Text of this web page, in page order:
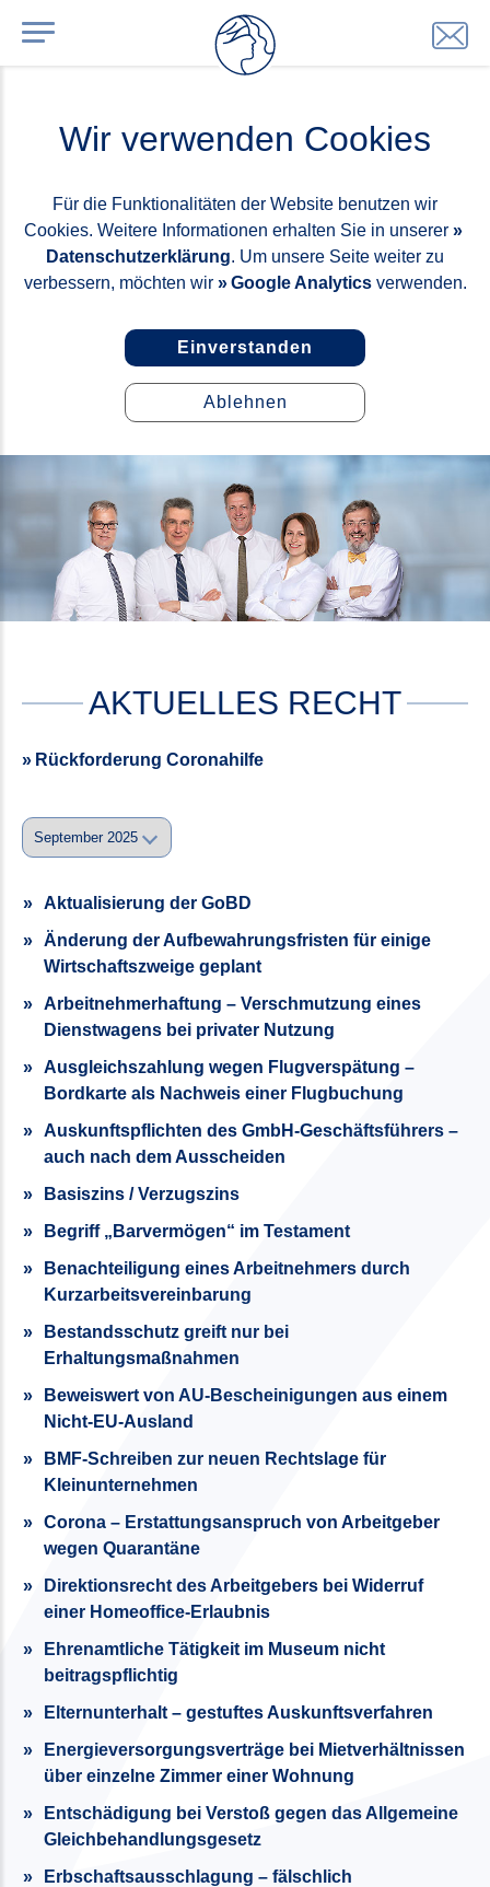
Wir verwenden Cookies
Für die Funktionalitäten der Website benutzen wir
Cookies. Weitere Informationen erhalten Sie in unserer
Datenschutzerklärung. Um unsere Seite weiter zu
verbessern, möchten wir
Google Analyticsverwenden.
Einverstanden
Ablehnen
AKTUELLES RECHT
Rückforderung Coronahilfe
Aktualisierung der GoBD
Änderung der Aufbewahrungsfristen für einige
Wirtschaftszweige geplant
Arbeitnehmerhaftung – Verschmutzung eines
Dienstwagens bei privater Nutzung
Ausgleichszahlung wegen Flugverspätung –
Bordkarte als Nachweis einer Flugbuchung
Auskunftspflichten des GmbH-Geschäftsführers –
auch nach dem Ausscheiden
Basiszins / Verzugszins
Begriff „Barvermögen“ im Testament
Benachteiligung eines Arbeitnehmers durch
Kurzarbeitsvereinbarung
Bestandsschutz greift nur bei
Erhaltungsmaßnahmen
Beweiswert von AU-Bescheinigungen aus einem
Nicht-EU-Ausland
BMF-Schreiben zur neuen Rechtslage für
Kleinunternehmen
Corona – Erstattungsanspruch von Arbeitgeber
wegen Quarantäne
Direktionsrecht des Arbeitgebers bei Widerruf
einer Homeoffice-Erlaubnis
Ehrenamtliche Tätigkeit im Museum nicht
beitragspflichtig
Elternunterhalt – gestuftes Auskunftsverfahren
Energieversorgungsverträge bei Mietverhältnissen
über einzelne Zimmer einer Wohnung
Entschädigung bei Verstoß gegen das Allgemeine
Gleichbehandlungsgesetz
Erbschaftsausschlagung – fälschlich